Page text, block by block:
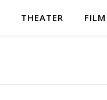
THEATER FILM